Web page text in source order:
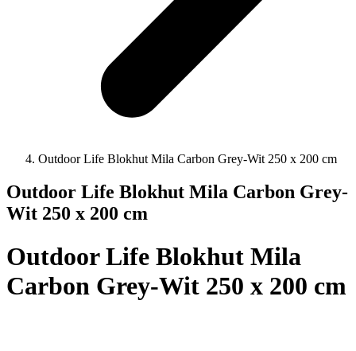
Outdoor Life Blokhut Mila Carbon Grey-Wit 250 x 200 cm
Outdoor Life Blokhut Mila Carbon Grey-
Wit 250 x 200 cm
Outdoor Life Blokhut Mila
Carbon Grey-Wit 250 x 200 cm